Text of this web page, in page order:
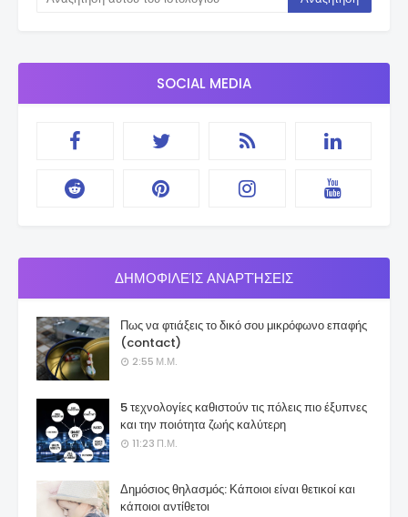
SOCIAL MEDIA
ΔΗΜΟΦΙΛΕΊΣ ΑΝΑΡΤΉΣΕΙΣ
Πως να φτιάξεις το δικό σου μικρόφωνο επαφής
(contact)
2:55 Μ.Μ.
5 τεχνολογίες καθιστούν τις πόλεις πιο έξυπνες
και την ποιότητα ζωής καλύτερη
11:23 Π.Μ.
Δημόσιος θηλασμός: Κάποιοι είναι θετικοί και
κάποιοι αντίθετοι